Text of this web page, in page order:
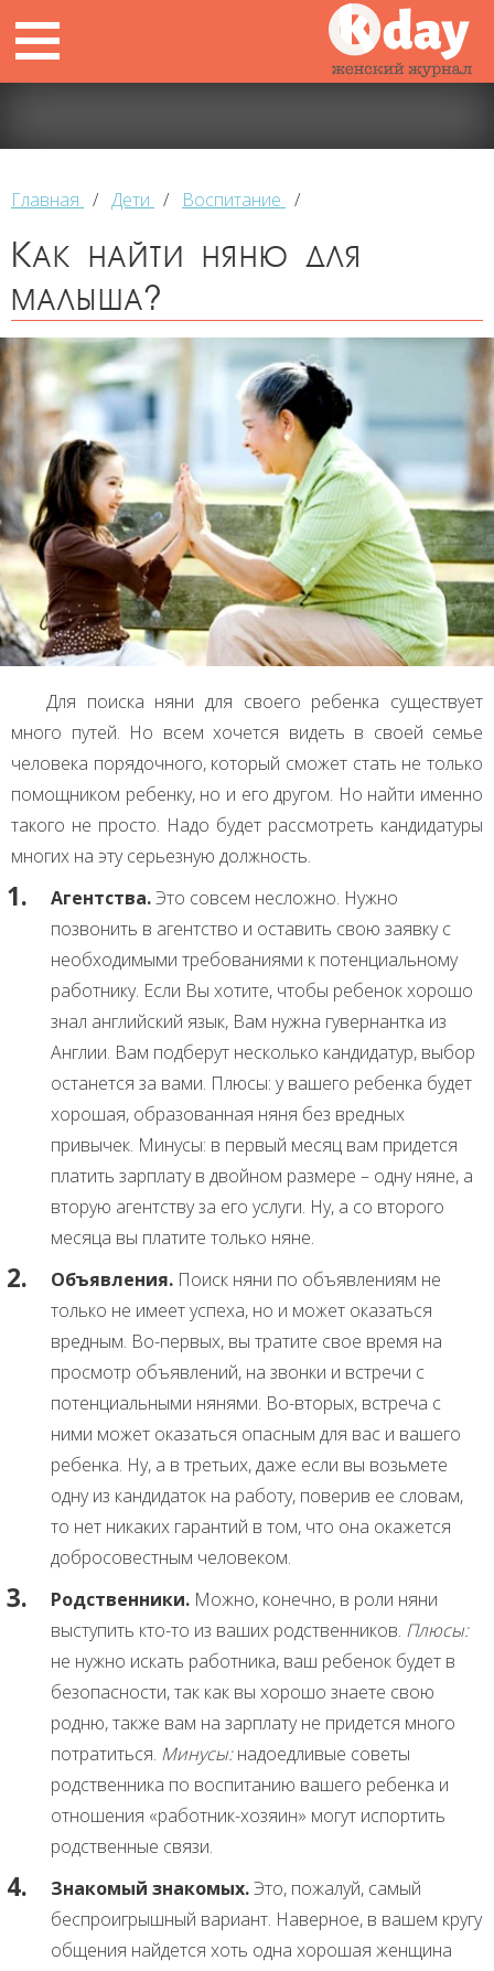
Главная / Дети / Воспитание /
Как найти няню для
малыша?
Для поиска няни для своего ребенка существует
много путей. Но всем хочется видеть в своей семье
человека порядочного, который сможет стать не только
помощником ребенку, но и его другом. Но найти именно
такого не просто. Надо будет рассмотреть кандидатуры
многих на эту серьезную должность.
Агентства.Это совсем несложно. Нужно
позвонить в агентство и оставить свою заявку с
необходимыми требованиями к потенциальному
работнику. Если Вы хотите, чтобы ребенок хорошо
знал английский язык, Вам нужна гувернантка из
Англии. Вам подберут несколько кандидатур, выбор
останется за вами. Плюсы: у вашего ребенка будет
хорошая, образованная няня без вредных
привычек. Минусы: в первый месяц вам придется
платить зарплату в двойном размере – одну няне, а
вторую агентству за его услуги. Ну, а со второго
месяца вы платите только няне.
Объявления. Поиск няни по объявлениям не
только не имеет успеха, но и может оказаться
вредным. Во-первых, вы тратите свое время на
просмотр объявлений, на звонки и встречи с
потенциальными нянями. Во-вторых, встреча с
ними может оказаться опасным для вас и вашего
ребенка. Ну, а в третьих, даже если вы возьмете
одну из кандидаток на работу, поверив ее словам,
то нет никаких гарантий в том, что она окажется
добросовестным человеком.
Родственники. Можно, конечно, в роли няни
выступить кто-то из ваших родственников. Плюсы:
не нужно искать работника, ваш ребенок будет в
безопасности, так как вы хорошо знаете свою
родню, также вам на зарплату не придется много
потратиться. Минусы:надоедливые советы
родственника по воспитанию вашего ребенка и
отношения «работник-хозяин» могут испортить
родственные связи.
Знакомый знакомых.Это, пожалуй, самый
беспроигрышный вариант. Наверное, в вашем кругу
общения найдется хоть одна хорошая женщина